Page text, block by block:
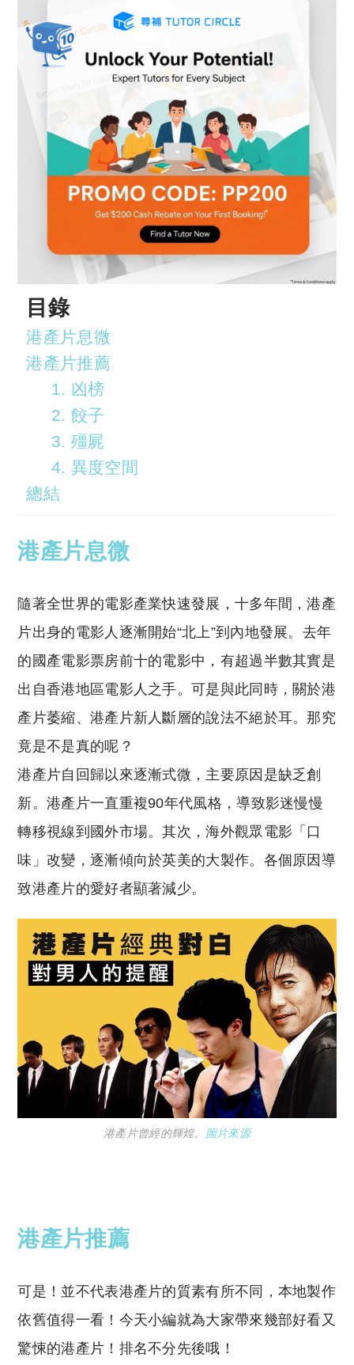
目錄
港產片息微
港產片推薦
1. 凶榜
2. 餃子
3. 殭屍
4. 異度空間
總結
港產片息微
隨著全世界的電影產業快速發展，十多年間，港產
片出身的電影人逐漸開始“北上”到內地發展。去年
的國產電影票房前十的電影中，有超過半數其實是
出自香港地區電影人之手。可是與此同時，關於港
產片萎縮、港產片新人斷層的說法不絕於耳。那究
竟是不是真的呢？
港產片自回歸以來逐漸式微，主要原因是缺乏創
新。港產片一直重複90年代風格，導致影迷慢慢
轉移視線到國外市場。其次，海外觀眾電影「口
味」改變，逐漸傾向於英美的大製作。各個原因導
致港產片的愛好者顯著減少。
港產片曾經的輝煌。 圖片來源
港產片推薦
可是！並不代表港產片的質素有所不同，本地製作
依舊值得一看！今天小編就為大家帶來幾部好看又
驚悚的港產片！排名不分先後哦！